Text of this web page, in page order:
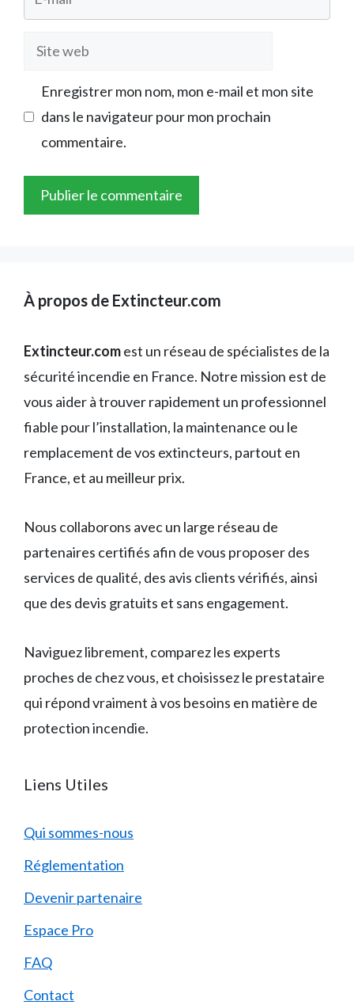
mail
Site
Enregistrer mon nom, mon e-mail et mon site
dans le navigateur pour mon prochain
commentaire.
À propos de Extincteur.com
Extincteur.comest un réseau de spécialistes de la
sécurité incendie en France. Notre mission est de
vous aider à trouver rapidement un professionnel
fiable pour l’installation, la maintenance ou le
remplacement de vos extincteurs, partout en
France, et au meilleur prix.
Nous collaborons avec un large réseau de
partenaires certifiés afin de vous proposer des
services de qualité, des avis clients vérifiés, ainsi
que des devis gratuits et sans engagement.
Naviguez librement, comparez les experts
proches de chez vous, et choisissez le prestataire
qui répond vraiment à vos besoins en matière de
protection incendie.
Liens Utiles
Qui sommes-nous
Réglementation
Devenir partenaire
Espace Pro
FAQ
Contact